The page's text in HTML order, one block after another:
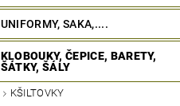
UNIFORMY, SAKA,....
KLOBOUKY, ČEPICE, BARETY,
ŠÁTKY, ŠÁLY
KŠILTOVKY